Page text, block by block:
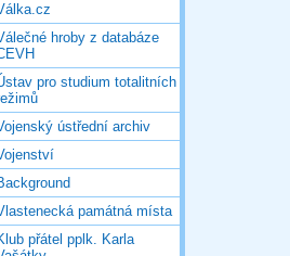
hroby z databáze
pro studium totalitních
ústřední archiv
památná místa
přátel pplk. Karla